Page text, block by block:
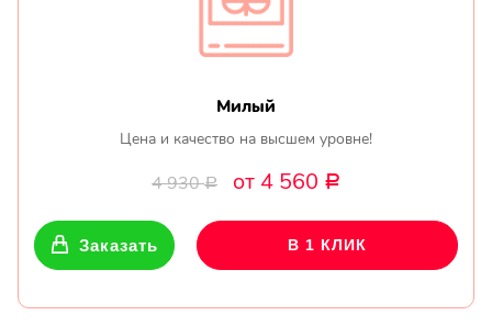
Милый
Цена и качество на высшем уровне!
4 930Р от 4 560 Р
Заказать В 1 КЛИК